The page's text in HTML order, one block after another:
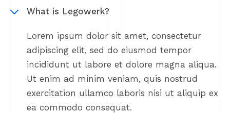
What is Legowerk?
Lorem ipsum dolor sit amet, consectetur
adipiscing elit, sed do eiusmod tempor
incididunt ut labore et dolore magna aliqua.
Ut enim ad minim veniam, quis nostrud
exercitation ullamco laboris nisi ut aliquip ex
ea commodo consequat.